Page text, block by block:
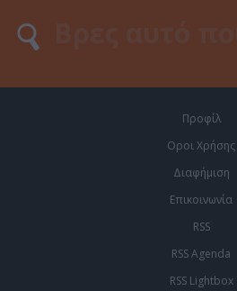
Προφίλ
Οροι Χρήσης
Διαφήμιση
Επικοινωνία
RSS
RSS Agenda
RSS Lightbox